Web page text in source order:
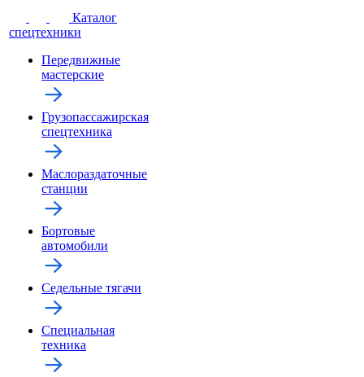
Каталог
спецтехники
Передвижные
мастерские
Грузопассажирская
спецтехника
Маслораздаточные
станции
Бортовые
автомобили
Седельные тягачи
Специальная
техника